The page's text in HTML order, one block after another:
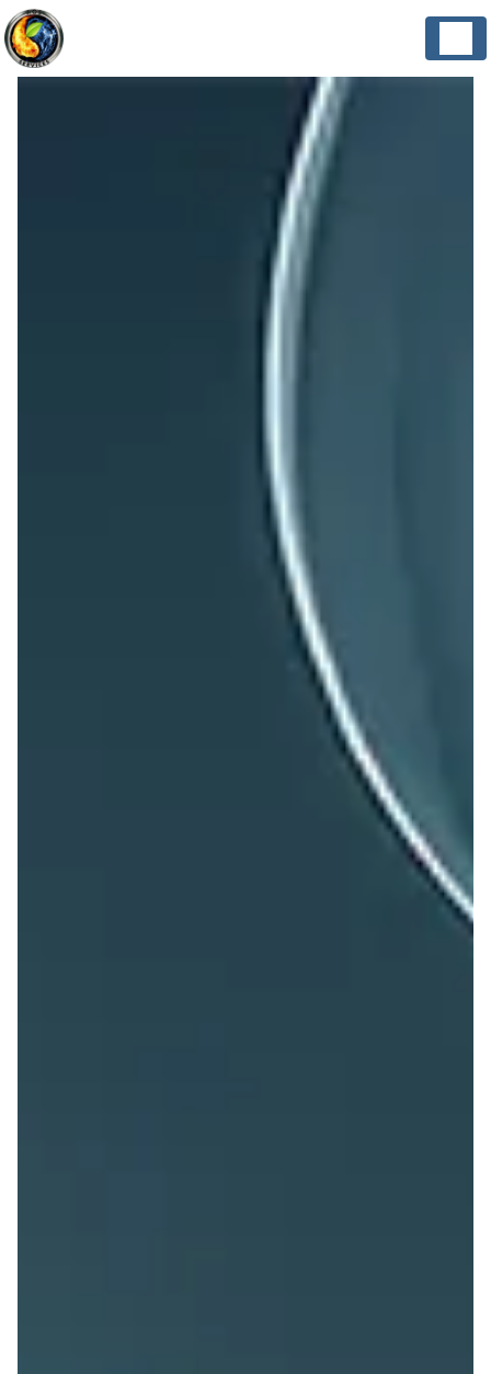
Panneau de gestion des cookies